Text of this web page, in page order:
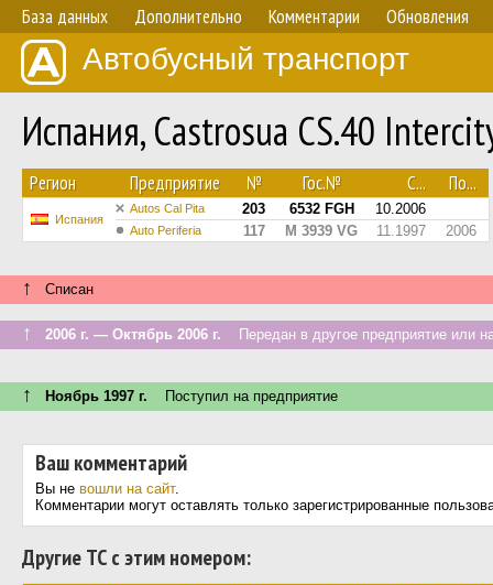
База данных Дополнительно Комментарии Обновления
Автобусный транспорт
Испания, Castrosua CS.40
Регион Предприятие № Гос.№ С... По...
Испания
Autos Cal Pita 203 6532 FGH 10.2006
Auto Periferia 117 M 3939 VG 11.1997 2006
↑ Списан
↑ 2006 г. — Октябрь 2006 г. Передан в другое предприятие или
↑ Ноябрь 1997 г. Поступил на предприятие
Ваш комментарий
Вы не вошли на сайт.
Комментарии могут оставлять только зарегистрированные
Другие ТС с этим номером: